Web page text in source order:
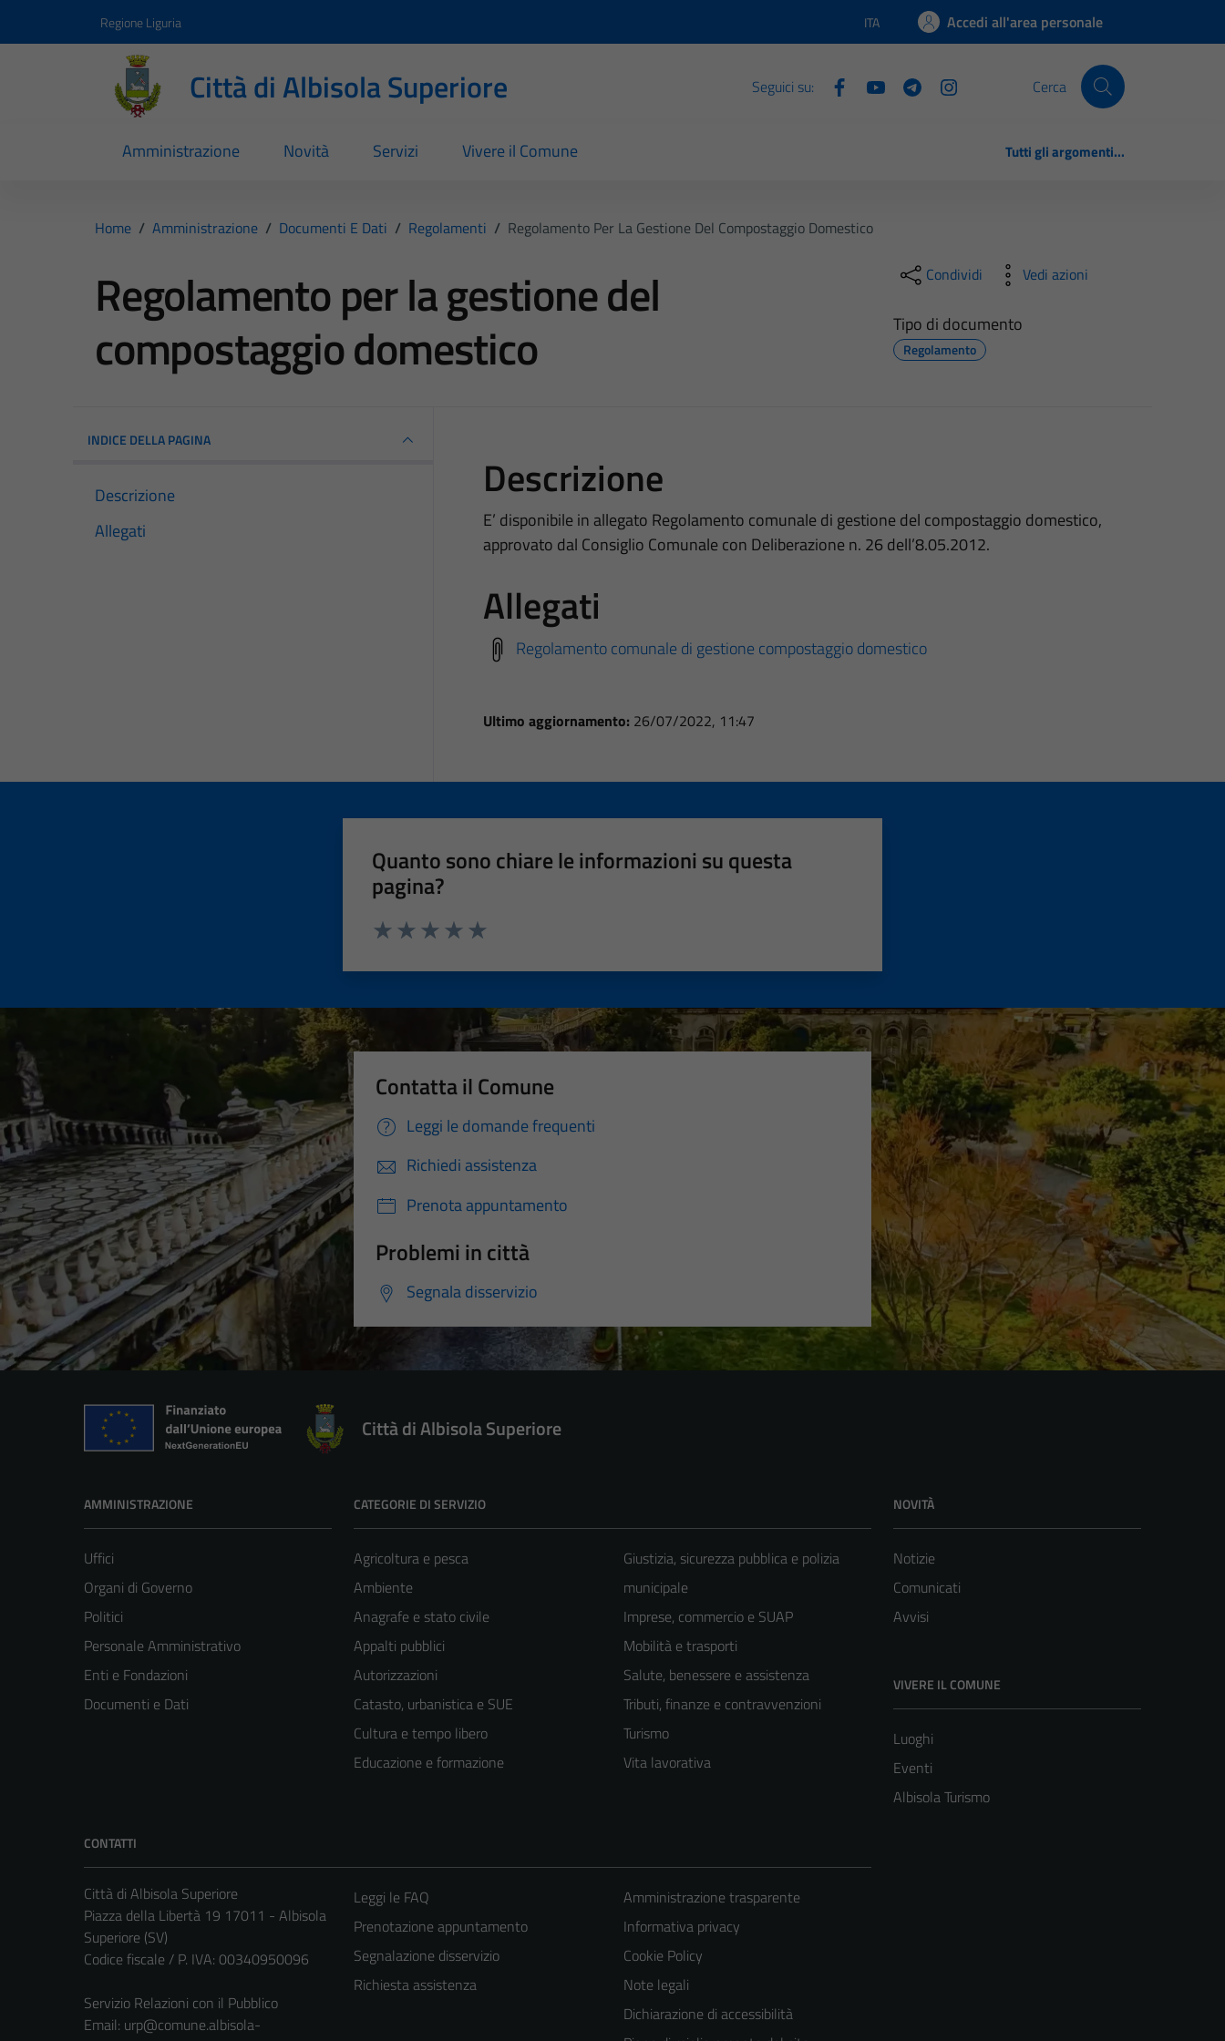
Regione Liguria Lingua attiva:
ITA Accedi all'area personale
Città di Albisola Superiore Seguici su: Cerca
Amministrazione Novità Servizi Vivere il Comune Tutti gli argomenti...
Home / Amministrazione / Documenti E Dati / Regolamenti / Regolamento Per La Gestione Del Compostaggio Domestico
Regolamento per la gestione del
compostaggio domestico
Condividi Vedi azioni
Tipo di documento
Regolamento
INDICE DELLA PAGINA
Descrizione
Allegati
Descrizione
E’ disponibile in allegato Regolamento comunale di gestione del compostaggio domestico,
approvato dal Consiglio Comunale con Deliberazione n. 26 dell’8.05.2012.
Allegati
Regolamento comunale di gestione compostaggio domestico
Ultimo aggiornamento: 26/07/2022, 11:47
Quanto sono chiare le informazioni su questa
pagina?
Contatta il Comune
Leggi le domande frequenti
Richiedi assistenza
Prenota appuntamento
Problemi in città
Segnala disservizio
Città di Albisola Superiore
AMMINISTRAZIONE
Uffici
Organi di Governo
Politici
Personale Amministrativo
Enti e Fondazioni
Documenti e Dati
CATEGORIE DI SERVIZIO
Agricoltura e pesca
Ambiente
Anagrafe e stato civile
Appalti pubblici
Autorizzazioni
Catasto, urbanistica e SUE
Cultura e tempo libero
Educazione e formazione
Giustizia, sicurezza pubblica e polizia
municipale
Imprese, commercio e SUAP
Mobilità e trasporti
Salute, benessere e assistenza
Tributi, finanze e contravvenzioni
Turismo
Vita lavorativa
NOVITÀ
Notizie
Comunicati
Avvisi
VIVERE IL COMUNE
Luoghi
Eventi
Albisola Turismo
CONTATTI
Città di Albisola Superiore
Piazza della Libertà 19 17011 - Albisola
Superiore (SV)
Codice fiscale / P. IVA: 00340950096
Servizio Relazioni con il Pubblico
Email: urp@comune.albisola-
Leggi le FAQ
Prenotazione appuntamento
Segnalazione disservizio
Richiesta assistenza
Amministrazione trasparente
Informativa privacy
Cookie Policy
Note legali
Dichiarazione di accessibilità